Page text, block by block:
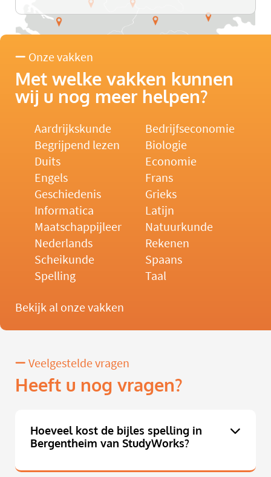
Onze vakken
Met welke vakken kunnen
wij u nog meer helpen?
Aardrijkskunde
Bedrijfseconomie
Begrijpend lezen
Biologie
Duits
Economie
Engels
Frans
Geschiedenis
Grieks
Informatica
Latijn
Maatschappijleer
Natuurkunde
Nederlands
Rekenen
Scheikunde
Spaans
Spelling
Taal
Bekijk al onze vakken
Veelgestelde vragen
Heeft u nog vragen?
Hoeveel kost de bijles spelling in
Bergentheim van StudyWorks?